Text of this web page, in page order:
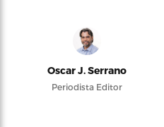
Oscar J. Serrano
Periodista Editor